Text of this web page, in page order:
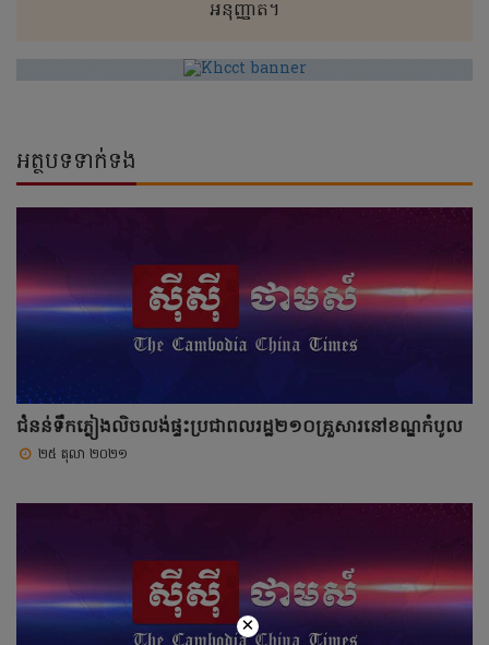
អនុញ្ញាត។
អត្ថបទទាក់ទង
ជំនន់ទឹកភ្លៀងលិចលង់ផ្ទះប្រជាពលរដ្ឋ២១០គ្រួសារនៅខណ្ឌកំបូល
២៥ តុលា ២០២១
×